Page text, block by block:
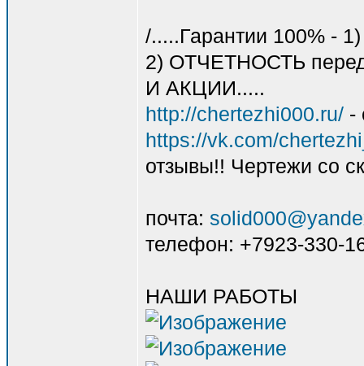
/.....Гарантии 100% -
2) ОТЧЕТНОСТЬ
И АКЦИИ.....
http://chertezhi000.ru/ -
https://vk.com/
отзывы!! Чертежи со
почта:
телефон: +7923-330-
НАШИ РАБОТЫ